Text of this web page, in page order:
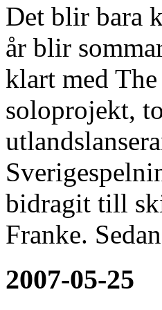
Det blir bara
år blir
klart med
soloprojekt,
bidragit till
Franke.
2007-05-25